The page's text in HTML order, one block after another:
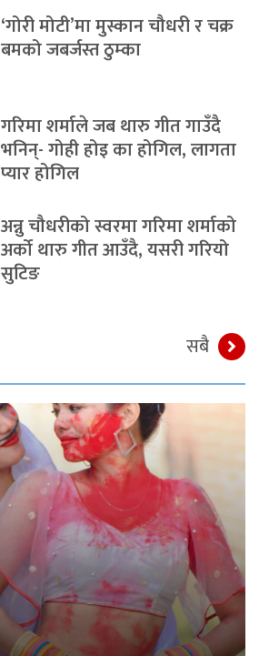
‘गोरी मोटी’मा मुस्कान चौधरी र चक्र
बमको जबर्जस्त ठुम्का
गरिमा शर्माले जब थारु गीत गाउँदै
भनिन्- गोही होइ का होगिल, लागता
प्यार होगिल
अन्नु चौधरीको स्वरमा गरिमा शर्माको
अर्को थारु गीत आउँदै, यसरी गरियो
सुटिङ
सबै